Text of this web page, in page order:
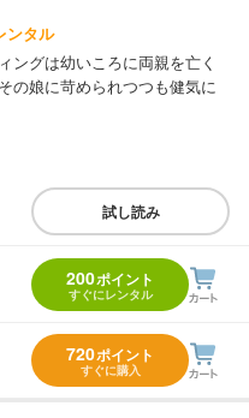
ンタル
ングは幼いころに両親を亡く
の娘に苛められつつも健気に
試し読み
200ポイント
すぐにレンタル
720ポイント
すぐに購入